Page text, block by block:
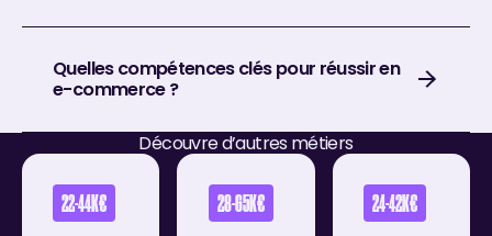
Quelles compétences clés pour réussir en
e-commerce ?
Découvre d’autres métiers
22-44K€ 28-65K€ 24-42K€